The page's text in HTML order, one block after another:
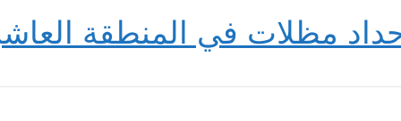
مظلات في المنطقة